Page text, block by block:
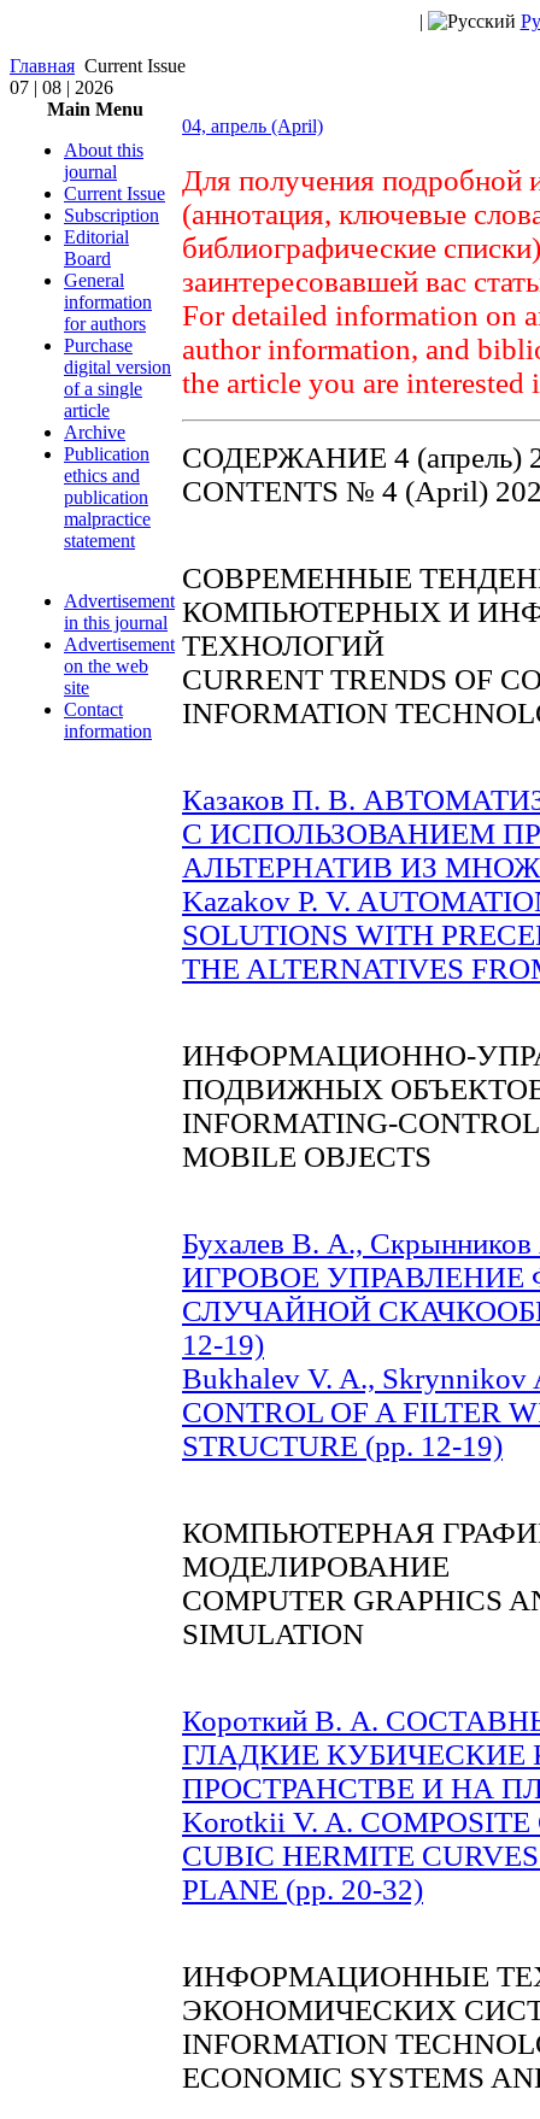
|
Главная Current Issue
07 | 08 | 2026
Main Menu
About this
journal
Current Issue
Subscription
Editorial
Board
General
information
for authors
Purchase
digital version
of a single
article
Archive
Publication
ethics and
publication
malpractice
statement
Advertisement
in this journal
Advertisement
on the web
site
Contact
information
04, апрель (April)
Для получения подробной
(аннотация, ключевые
библиографические
заинтересовавшей вас
For detailed information on
author information, and
the article you are interested
СОДЕРЖАНИЕ 4 (апрель)
CONTENTS № 4 (April)
СОВРЕМЕННЫЕ
КОМПЬЮТЕРНЫХ И
ТЕХНОЛОГИЙ
CURRENT TRENDS OF
INFORMATION
Казаков П. В.
С ИСПОЛЬЗОВАНИЕМ
АЛЬТЕРНАТИВ ИЗ
Kazakov P. V.
SOLUTIONS WITH
THE ALTERNATIVES
ИНФОРМАЦИОННО-
ПОДВИЖНЫХ
INFORMATING-
MOBILE OBJECTS
Бухалев В. А.,
ИГРОВОЕ УПРАВЛЕНИЕ
СЛУЧАЙНОЙ
12-19)
Bukhalev V. A.,
CONTROL OF A FILTER
STRUCTURE (pp. 12-19)
КОМПЬЮТЕРНАЯ
МОДЕЛИРОВАНИЕ
COMPUTER GRAPHICS
SIMULATION
Короткий В. А.
ГЛАДКИЕ
ПРОСТРАНСТВЕ И НА
Korotkii V. A.
CUBIC HERMITE
PLANE (pp. 20-32)
ИНФОРМАЦИОННЫЕ
ЭКОНОМИЧЕСКИХ
INFORMATION
ECONOMIC SYSTEMS